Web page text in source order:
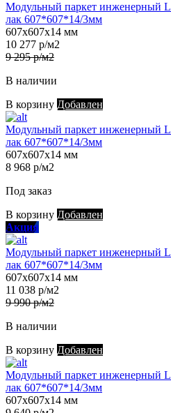
Модульный паркет инженерный
лак 607*607*14/3мм
607х607х14 мм
10 277 р/м2
9 295 р/м2
В наличии
В корзину Добавлен
Модульный паркет инженерный
лак 607*607*14/3мм
607х607х14 мм
8 968 р/м2
Под заказ
В корзину Добавлен
Акция
Модульный паркет инженерный
лак 607*607*14/3мм
607х607х14 мм
11 038 р/м2
9 990 р/м2
В наличии
В корзину Добавлен
Модульный паркет инженерный
лак 607*607*14/3мм
607х607х14 мм